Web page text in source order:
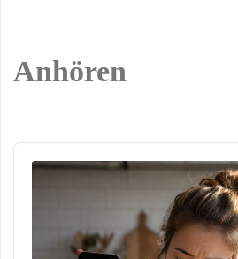
Anhören
Audio
Player